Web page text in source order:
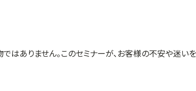
はありません。このセミナーが、お客様の不安や迷い